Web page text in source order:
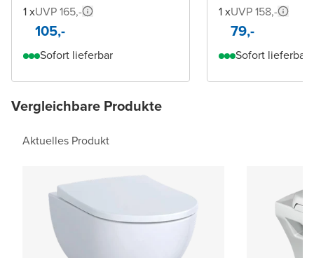
1 xUVP 165,-
105,-
Sofort lieferbar
1 xUVP 158,-
79,-
Sofort lieferbar
Vergleichbare Produkte
Aktuelles Produkt